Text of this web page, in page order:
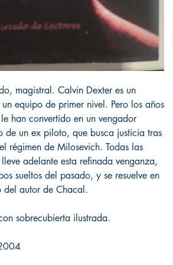
magistral. Calvin Dexter es un
equipo de primer nivel. Pero los años
han convertido en un vengador
de un ex piloto, que busca justicia tras
régimen de Milosevich. Todas las
adelante esta refinada venganza,
sueltos del pasado, y se resuelve en
del autor de Chacal.
sobrecubierta ilustrada.